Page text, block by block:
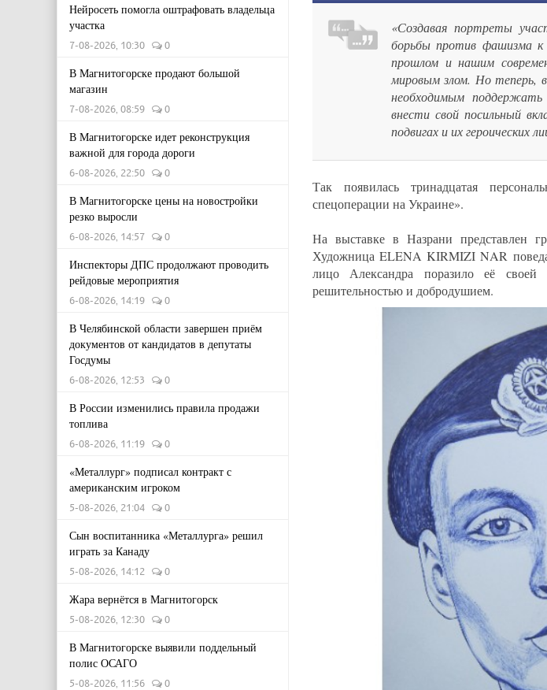
Нейросеть помогла оштрафовать владельца
участка
7-08-2026, 10:30 0
В Магнитогорске продают большой
магазин
7-08-2026, 08:59 0
В Магнитогорске идет реконструкция
важной для города дороги
6-08-2026, 22:50 0
В Магнитогорске цены на новостройки
резко выросли
6-08-2026, 14:57 0
Инспекторы ДПС продолжают проводить
рейдовые мероприятия
6-08-2026, 14:19 0
В Челябинской области завершен приём
документов от кандидатов в депутаты
Госдумы
6-08-2026, 12:53 0
В России изменились правила продажи
топлива
6-08-2026, 11:19 0
«Металлург» подписал контракт с
американским игроком
5-08-2026, 21:04 0
Сын воспитанника «Металлурга» решил
играть за Канаду
5-08-2026, 14:12 0
Жара вернётся в Магнитогорск
5-08-2026, 12:30 0
В Магнитогорске выявили поддельный
полис ОСАГО
5-08-2026, 11:56 0
«Создавая портреты
борьбы против фашизма
прошлом и нашим
мировым злом. Но теперь,
необходимым
внести свой посильный
подвигах и их героических
Так появилась тринадцатая
спецоперации на Украине».
На выставке в Назрани представлен
Художница ELENA KIRMIZI NAR
лицо Александра поразило её своей
решительностью и добродушием.